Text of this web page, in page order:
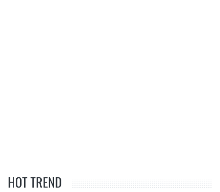
HOT TREND